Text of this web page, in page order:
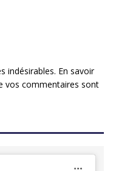
indésirables. En savoir
vos commentaires sont